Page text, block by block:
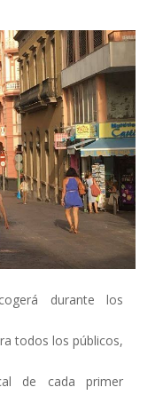
durante los
todos los públicos,
de cada primer